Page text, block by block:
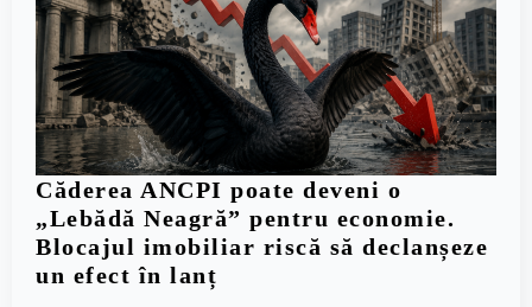
Căderea ANCPI poate deveni o
„Lebădă Neagră” pentru economie.
Blocajul imobiliar riscă să declanșeze
un efect în lanț